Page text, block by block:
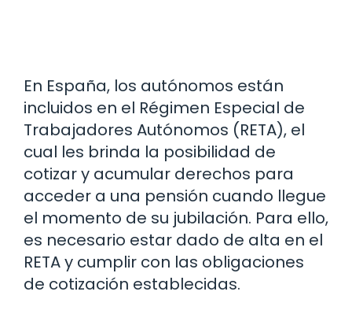
En España, los autónomos están
incluidos en el Régimen Especial de
Trabajadores Autónomos (RETA), el
cual les brinda la posibilidad de
cotizar y acumular derechos para
acceder a una pensión cuando llegue
el momento de su jubilación. Para ello,
es necesario estar dado de alta en el
RETA y cumplir con las obligaciones
de cotización establecidas.